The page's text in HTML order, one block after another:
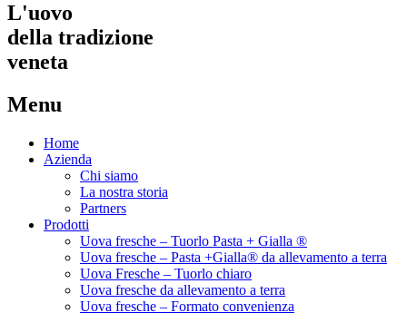
L'uovo
della tradizione
veneta
Menu
Skip
Home
Azienda
Chi siamo
La nostra storia
Partners
Prodotti
Uova fresche – Tuorlo Pasta + Gialla ®
Uova fresche – Pasta +Gialla® da allevamento a terra
Uova Fresche – Tuorlo chiaro
Uova fresche da allevamento a terra
Uova fresche – Formato convenienza